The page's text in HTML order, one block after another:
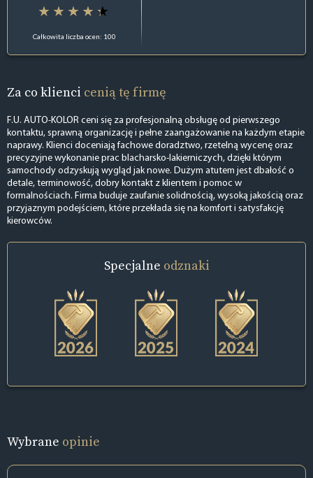
Całkowita liczba ocen: 100
Za co klienci cenią tę firmę
F.U. AUTO-KOLOR ceni się za profesjonalną obsługę od pierwszego
kontaktu, sprawną organizację i pełne zaangażowanie na każdym etapie
naprawy. Klienci doceniają fachowe doradztwo, rzetelną wycenę oraz
precyzyjne wykonanie prac blacharsko-lakierniczych, dzięki którym
samochody odzyskują wygląd jak nowe. Dużym atutem jest dbałość o
detale, terminowość, dobry kontakt z klientem i pomoc w
formalnościach. Firma buduje zaufanie solidnością, wysoką jakością oraz
przyjaznym podejściem, które przekłada się na komfort i satysfakcję
kierowców.
Specjalne odznaki
Wybrane opinie